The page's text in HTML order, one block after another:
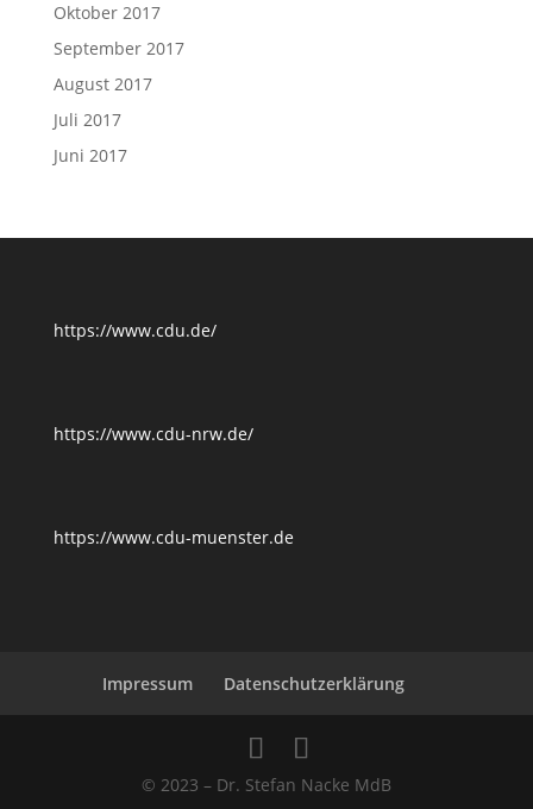
Oktober 2017
September 2017
August 2017
Juli 2017
Juni 2017
https://www.cdu.de/
https://www.cdu-nrw.de/
https://www.cdu-muenster.de
Impressum Datenschutzerklärung
© 2023 – Dr. Stefan Nacke MdB